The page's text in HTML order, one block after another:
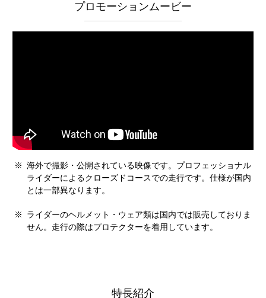
プロモーションムービー
※ 海外で撮影・公開されている映像です。プロフェッショナル
ライダーによるクローズドコースでの走行です。仕様が国内
とは一部異なります。
※
ライダーのヘルメット・ウェア類は国内では販売しておりま
せん。走行の際はプロテクターを着用しています。
特長紹介